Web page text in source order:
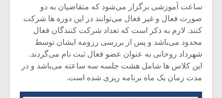
ساعت آموزشی برگزار می‌شود که متقاضیان به دو
صورت فعال و غیر فعال می‌توانند در این دوره ها شرکت
کنند. لازم به ذکر است که تعداد شرکت کنندگان فعال
محدود می‌باشد و پس از بررسی رزومه ایشان توسط
شهرداد روحانی به عنوان عضو فعال ثبت نام می‌گردند.
این کلاس ها شامل هشت جلسه سه ساعته می‌باشد و در
مدت زمان یک ماه برنامه ریزی شده است.
میکلوش روژا
یادداشتی بر موسیقی